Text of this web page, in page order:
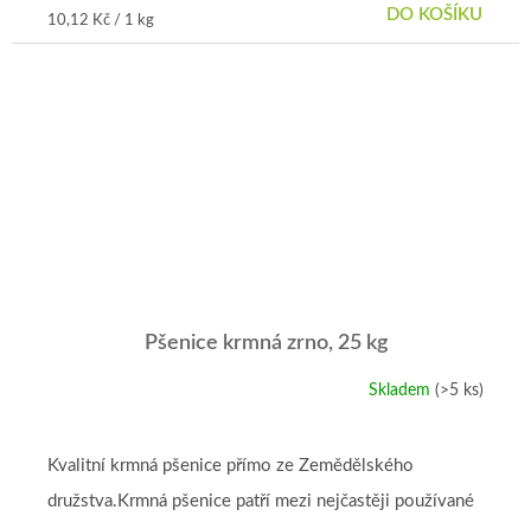
Měrná
cena:
10,12 Kč / 1 kg DO KOŠÍKU
Pšenice krmná zrno, 25 kg
je
z
Skladem(>5 ks)
Kvalitní krmná pšenice přímo ze Zemědělského
družstva.Krmná pšenice patří mezi nejčastěji používané